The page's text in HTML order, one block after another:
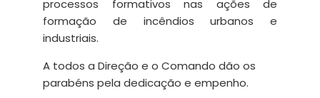
processos formativos nas ações de
formação de incêndios urbanos e
industriais.
A todos a Direção e o Comando dão os
parabéns pela dedicação e empenho.